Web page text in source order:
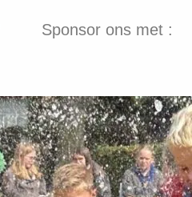
Sponsor ons met :